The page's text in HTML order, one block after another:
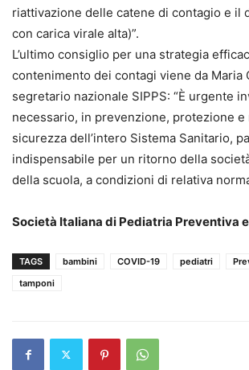
riattivazione delle catene di contagio e il
con carica virale alta)”.
L’ultimo consiglio per una strategia
contenimento dei contagi viene da Maria
segretario nazionale SIPPS: “È urgente
necessario, in prevenzione, protezione e
sicurezza dell’intero Sistema Sanitario,
indispensabile per un ritorno della
della scuola, a condizioni di relativa
Società Italiana di Pediatria Preventiva
TAGS bambini COVID-19 pediatri
tamponi